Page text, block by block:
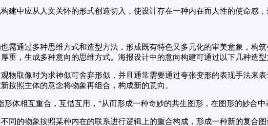
建中应从人文关怀的形式创造切入，使设计存在一种内在而人性的使命感
需通过多种思维方式和造型方法，形成既有特色又多元化的审美意象，构
重，生成多种意向的思维方式。海报设计中的意向构建可通过以下几种造型
物取像时为求神似可舍弃形似，并且通常需要通过夸张变形的表现手法来
按照主体的意念将物象再组合，构成新的意向。
体相互重合，互借互用，”从而形成一种奇妙的共生图形，在图形的妙合中
同的物象按照某种内在的联系进行逻辑上的重合构成，形成一种新的复合